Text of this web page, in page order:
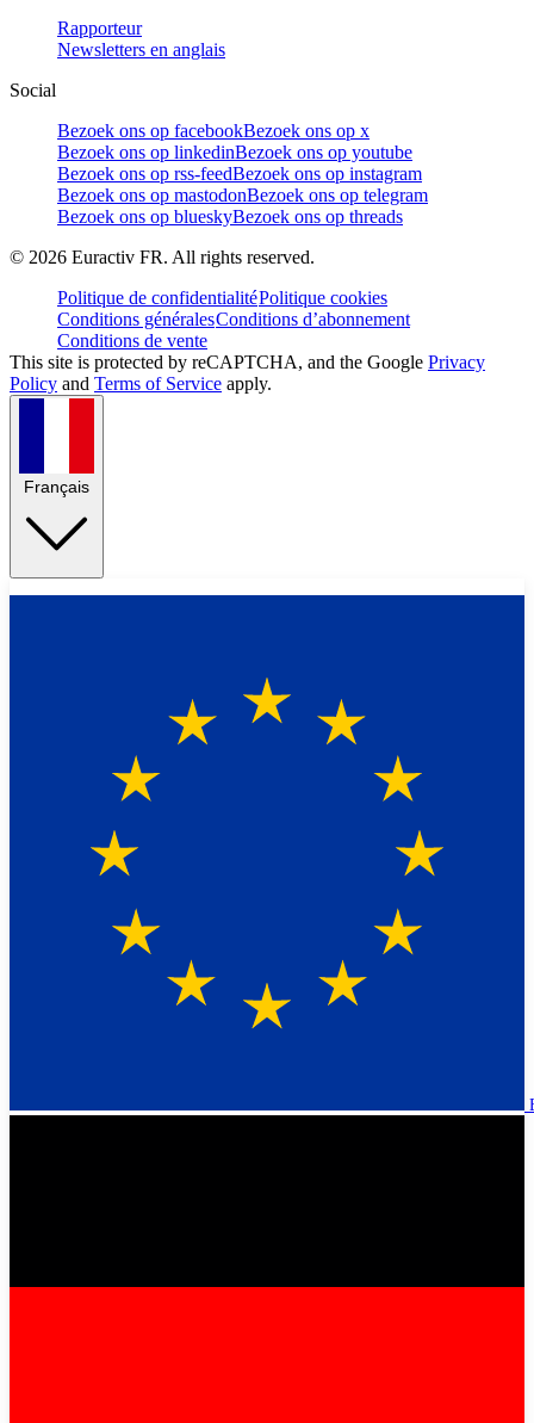
Rapporteur
Newsletters en anglais
Social
Bezoek ons op facebookBezoek ons op x
Bezoek ons op linkedinBezoek ons op youtube
Bezoek ons op rss-feedBezoek ons op instagram
Bezoek ons op mastodonBezoek ons op telegram
Bezoek ons op blueskyBezoek ons op threads
© 2026 Euractiv FR. All rights reserved.
Politique de confidentialitéPolitique cookies
Conditions généralesConditions d’abonnement
Conditions de vente
This site is protected by reCAPTCHA, and the Google Privacy
Policy and Terms of Service apply.
Français